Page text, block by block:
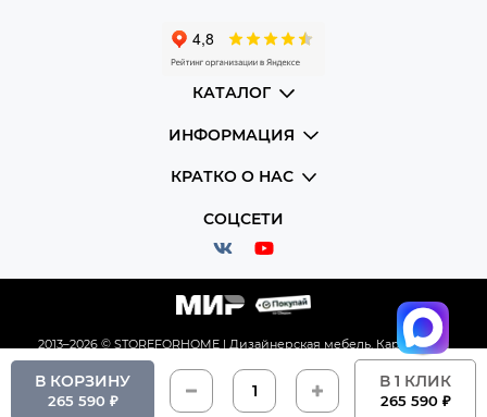
В КОРЗИНУ
265 590 ₽
В 1 КЛИК
265 590 ₽
КАТАЛОГ
ИНФОРМАЦИЯ
КРАТКО О НАС
СОЦСЕТИ
2013–2026 © STOREFORHOME | Дизайнерская мебель. Карта сайта